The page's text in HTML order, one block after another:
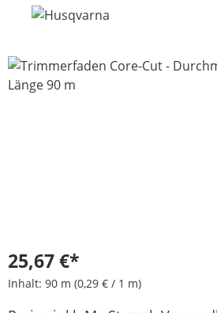
Bildergalerie überspringen
25,67 €*
Inhalt: 90 m (0,29 € / 1 m)